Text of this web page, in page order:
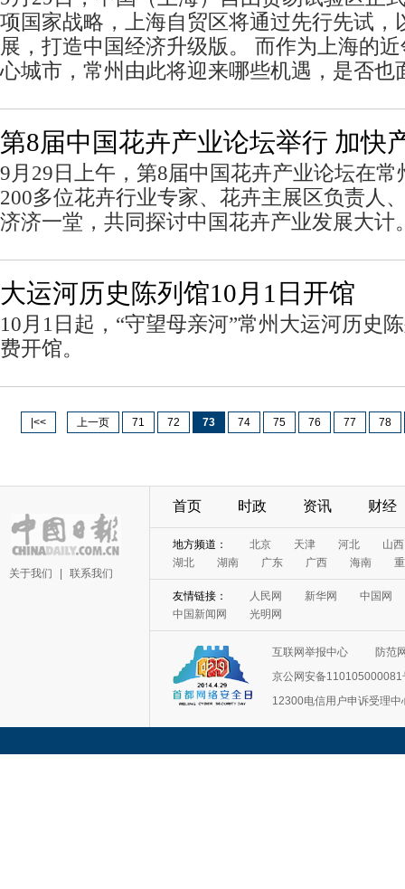
项国家战略，上海自贸区将通过先行先试，
展，打造中国经济升级版。 而作为上海的
心城市，常州由此将迎来哪些机遇，是否也
第8届中国花卉产业论坛举行 加快
9月29日上午，第8届中国花卉产业论坛在
200多位花卉行业专家、花卉主展区负责人
济济一堂，共同探讨中国花卉产业发展大计
大运河历史陈列馆10月1日开馆
10月1日起，“守望母亲河”常州大运河历史
费开馆。
|<< 上一页 71 72 73 74 75 76 77 78
关于我们 联系我们
首页 时政 资讯 财经
互联网举报中心
防范
京公网安备110105000081
12300电信用户申诉受理中